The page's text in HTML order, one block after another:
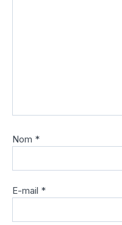
Nom *
E-mail *